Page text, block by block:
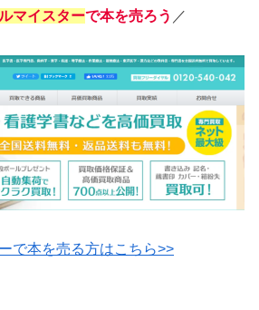
マイスターで本を売ろう ／
で本を売る方はこちら>>